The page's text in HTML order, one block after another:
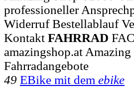
professioneller
Widerruf Bestellablauf
Kontakt FAHRRAD
amazingshop.at
Fahrradangebote
49 EBike mit dem ebike